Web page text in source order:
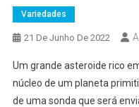
Variedades
21 De Junho De 2022
Um grande asteroide rico
núcleo de um planeta
de uma sonda que será